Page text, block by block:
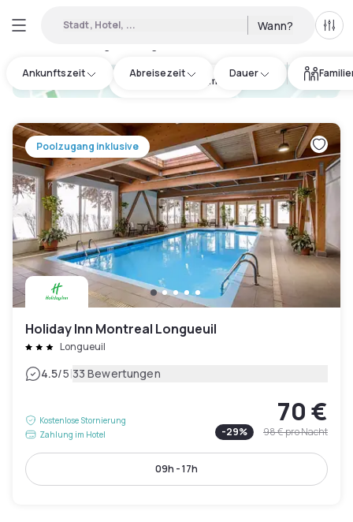
Stadt, Hotel, ... Wann? Alle
Ankunftszeit Abreisezeit Dauer
hotel.cta.view_map
Poolzugang inklusive
Holiday Inn Montreal Longueuil
Longueuil
4.5/5|33 Bewertungen
Kostenlose Stornierung
Zahlung im Hotel
70 €
-29% 98 €pro Nacht
09h - 17h